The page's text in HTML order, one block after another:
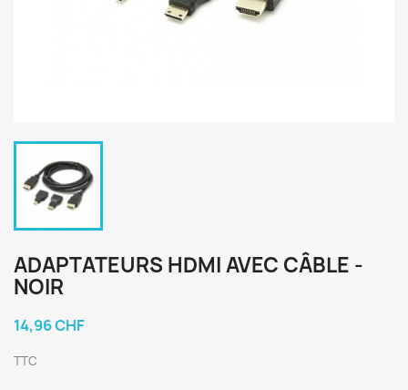
ADAPTATEURS HDMI AVEC CÂBLE -
NOIR
14,96 CHF
TTC